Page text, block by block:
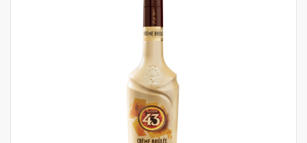
variëren, bijvoorbeeld in een verrassende
cocktail.